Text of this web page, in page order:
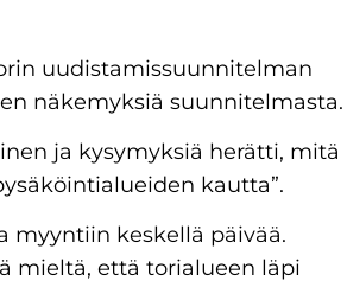
uudistamissuunnitelman
näkemyksiä suunnitelmasta.
ja kysymyksiä herätti, mitä
kautta”.
myyntiin keskellä päivää.
mieltä, että torialueen läpi